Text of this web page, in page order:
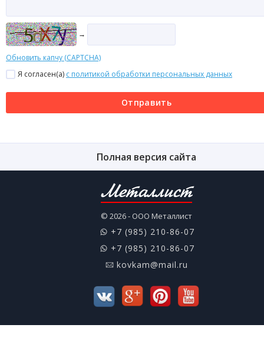
→
Обновить капчу (CAPTCHA)
Я согласен(a) с политикой обработки персональных данных
Отправить
Полная версия сайта
Металлист
© 2026 - ООО Металлист
+7 (985) 210-86-07
+7 (985) 210-86-07
kovkam@mail.ru